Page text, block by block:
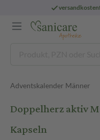
Adventskalender Männer
Doppelherz aktiv
Kapseln